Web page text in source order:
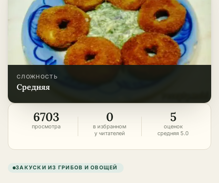
СЛОЖНОСТЬ
средняя
6703
просмотра
0
в избранном
у читателей
5
оценок
средняя 5.0
ЗАКУСКИ ИЗ ГРИБОВ И ОВОЩЕЙ